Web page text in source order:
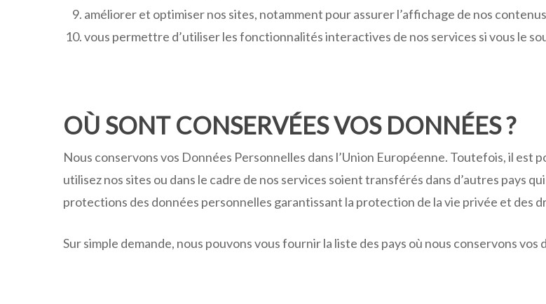
améliorer et optimiser nos sites, notamment pour assurer l’affichage de nos
vous permettre d’utiliser les fonctionnalités interactives de nos services si vous le
OÙ SONT CONSERVÉES VOS DONNÉES ?
Nous conservons vos Données Personnelles dans l’Union Européenne. Toutefois, il est
utilisez nos sites ou dans le cadre de nos services soient transférés dans d’autres pays
protections des données personnelles garantissant la protection de la vie privée et des
Sur simple demande, nous pouvons vous fournir la liste des pays où nous conservons